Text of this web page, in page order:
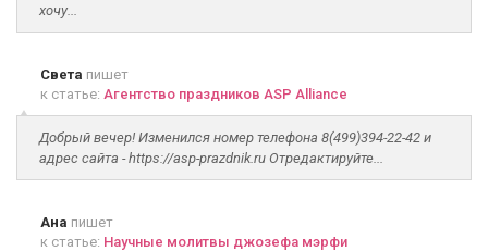
хочу...
Света пишет
к статье: Агентство праздников ASP Alliance
Добрый вечер! Изменился номер телефона 8(499)394-22-42 и
адрес сайта - https://asp-prazdnik.ru Отредактируйте...
Ана пишет
к статье: Научные молитвы джозефа мэрфи